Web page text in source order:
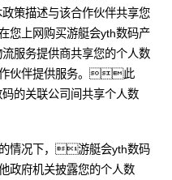
策描述与该合作伙伴共享您
上网购买游艇会yth数码产
服务提供商共享您的个人数
伙伴提供服务。此
的关联公司间共享个人数
情况下，游艇会yth数码
政府机关披露您的个人数